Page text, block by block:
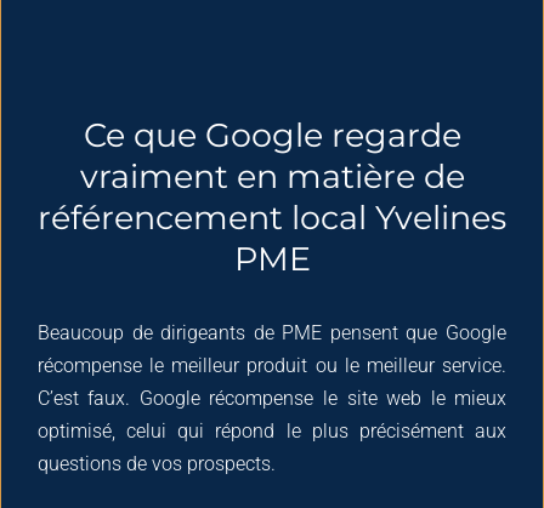
Ce que Google regarde
vraiment en matière de
référencement local Yvelines
PME
Beaucoup de dirigeants de PME pensent que Google
récompense le meilleur produit ou le meilleur service.
C’est faux. Google récompense le site web le mieux
optimisé, celui qui répond le plus précisément aux
questions de vos prospects.